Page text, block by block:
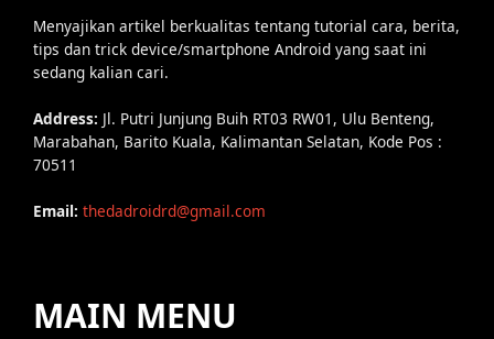
Menyajikan artikel berkualitas tentang tutorial cara, berita,
tips dan trick device/smartphone Android yang saat ini
sedang kalian cari.
Address: Jl. Putri Junjung Buih RT03 RW01, Ulu Benteng,
Marabahan, Barito Kuala, Kalimantan Selatan, Kode Pos :
70511
Email: thedadroidrd@gmail.com
MAIN MENU